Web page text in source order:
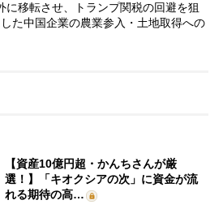
移転させ、トランプ関税の回避を狙
た中国企業の農業参入・土地取得への
【資産10億円超・かんちさんが厳
選！】「キオクシアの次」に資金が流
れる期待の高…